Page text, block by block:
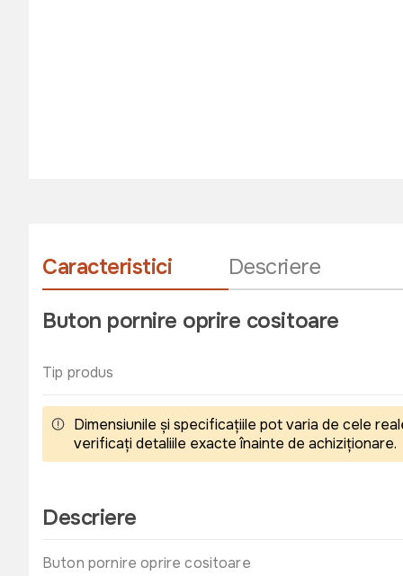
Caracteristici Descriere
Buton pornire oprire cositoare
Tip produs
Dimensiunile și specificațiile pot varia de cele
verificați detaliile exacte înainte de achiziționare.
Descriere
Buton pornire oprire cositoare